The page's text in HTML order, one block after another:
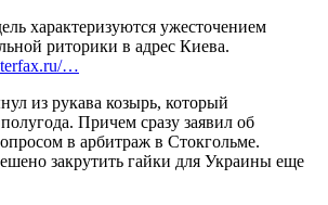
характеризуются ужесточением
риторики в адрес Киева.
…
из рукава козырь, который
Причем сразу заявил об
в арбитраж в Стокгольме.
закрутить гайки для Украины еще